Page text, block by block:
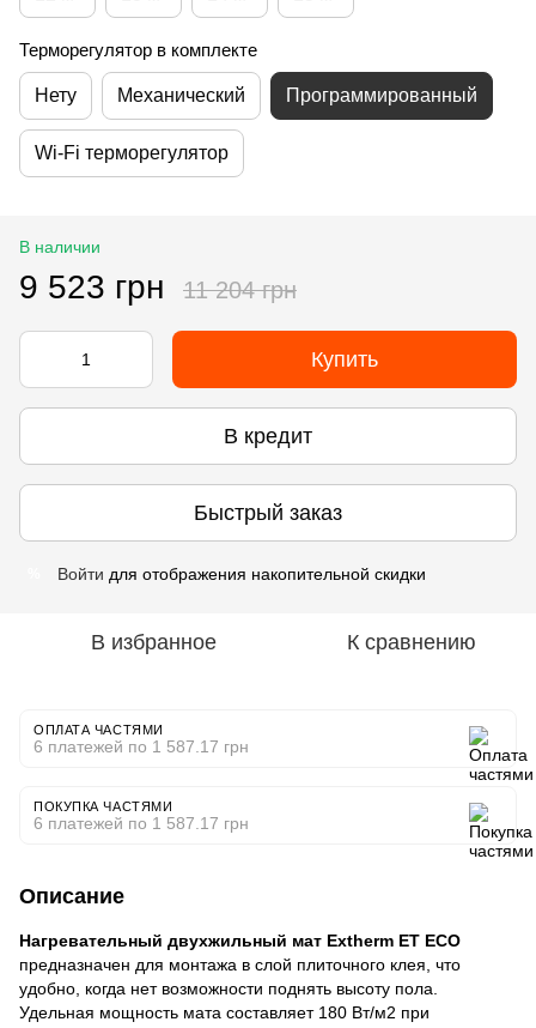
Терморегулятор в комплекте
Нету Механический Программированный
Wi-Fi терморегулятор
В наличии
9 523 грн 11 204 грн
Купить
В кредит
Быстрый заказ
Войти для отображения накопительной скидки
В избранное К сравнению
ОПЛАТА ЧАСТЯМИ
6 платежей по 1 587.17 грн
ПОКУПКА ЧАСТЯМИ
6 платежей по 1 587.17 грн
Описание
Нагревательный двухжильный мат Extherm ET ECO
предназначен для монтажа в слой плиточного клея, что
удобно, когда нет возможности поднять высоту пола.
Удельная мощность мата составляет 180 Вт/м2 при